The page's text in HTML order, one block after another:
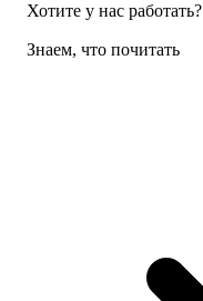
Хотите у нас работать?
Знаем, что почитать